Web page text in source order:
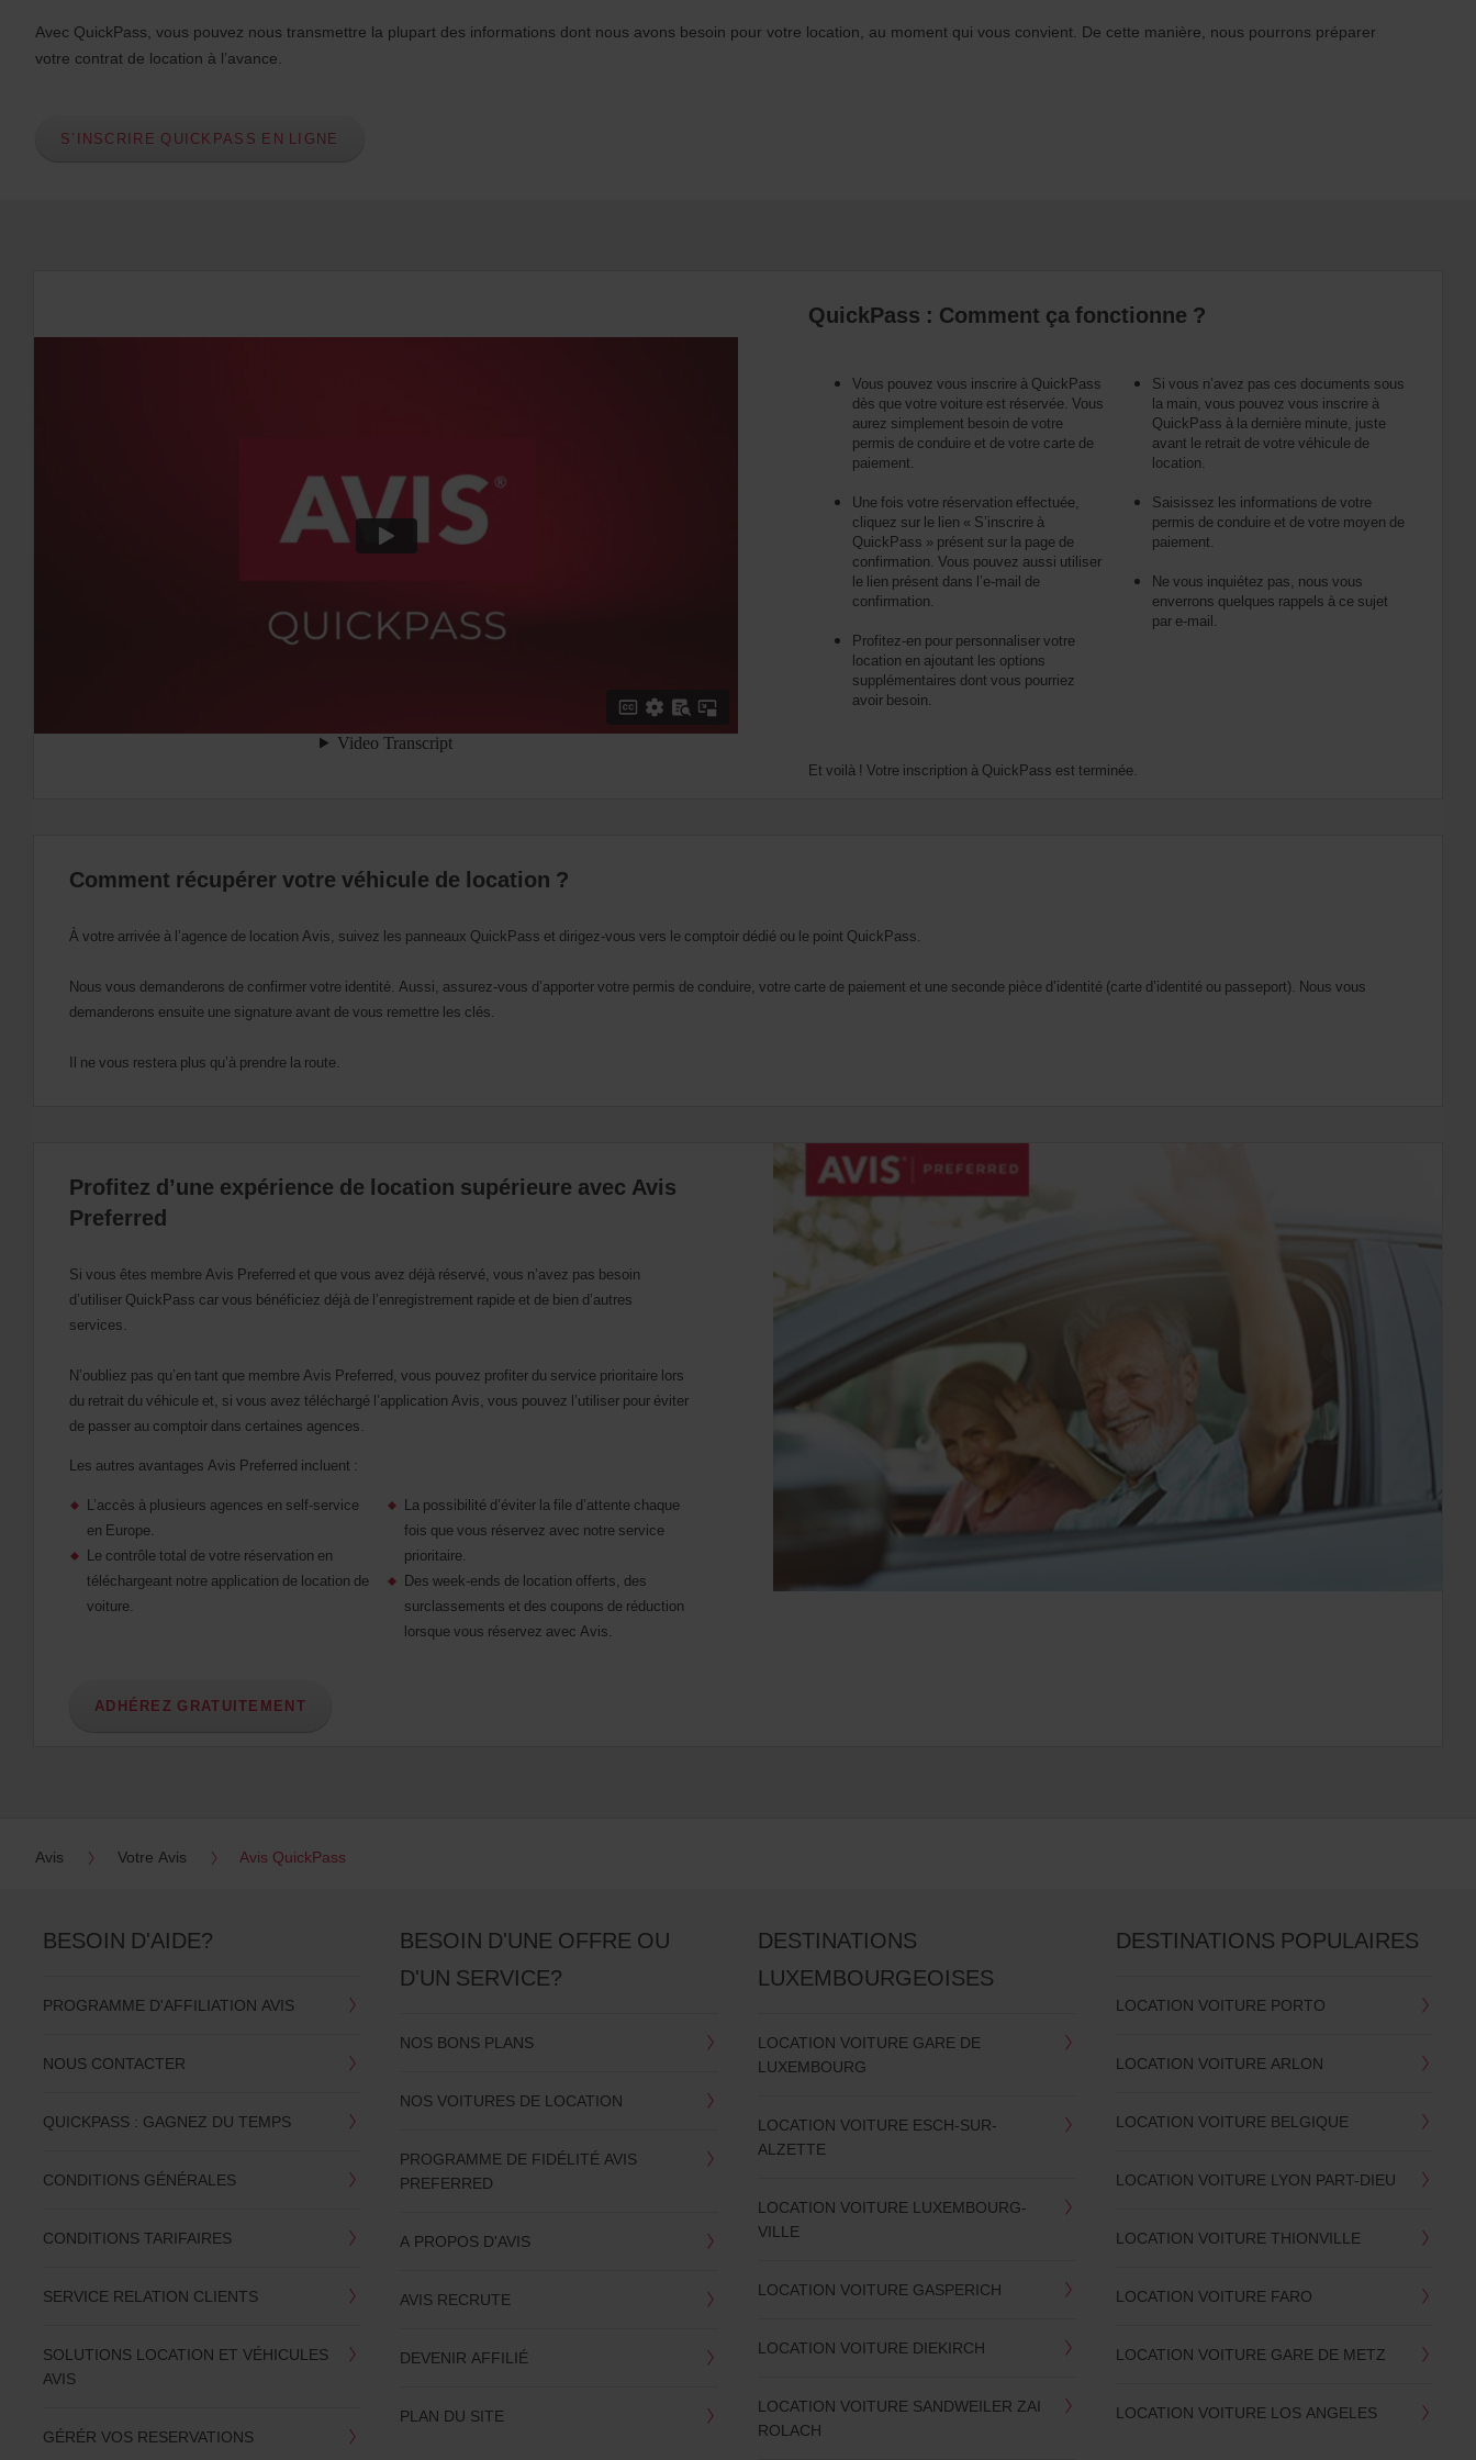
Avec QuickPass, vous pouvez nous transmettre la plupart des informations dont nous avons besoin pour votre location, au moment qui vous convient. De cette manière, nous pourrons préparer
votre contrat de location à l’avance.
S’INSCRIRE QUICKPASS EN LIGNE
QuickPass : Comment ça fonctionne ?
Vous pouvez vous inscrire à QuickPass
dès que votre voiture est réservée. Vous
aurez simplement besoin de votre
permis de conduire et de votre carte de
paiement.
Une fois votre réservation effectuée,
cliquez sur le lien « S’inscrire à
QuickPass » présent sur la page de
confirmation. Vous pouvez aussi utiliser
le lien présent dans l’e-mail de
confirmation.
Profitez-en pour personnaliser votre
location en ajoutant les options
supplémentaires dont vous pourriez
avoir besoin.
Si vous n’avez pas ces documents sous
la main, vous pouvez vous inscrire à
QuickPass à la dernière minute, juste
avant le retrait de votre véhicule de
location.
Saisissez les informations de votre
permis de conduire et de votre moyen de
paiement.
Ne vous inquiétez pas, nous vous
enverrons quelques rappels à ce sujet
par e-mail.
Et voilà ! Votre inscription à QuickPass est terminée.
Comment récupérer votre véhicule de location ?
À votre arrivée à l’agence de location Avis, suivez les panneaux QuickPass et dirigez-vous vers le comptoir dédié ou le point QuickPass.
Nous vous demanderons de confirmer votre identité. Aussi, assurez-vous d’apporter votre permis de conduire, votre carte de paiement et une seconde pièce d’identité (carte d’identité ou passeport). Nous vous
demanderons ensuite une signature avant de vous remettre les clés.
Il ne vous restera plus qu’à prendre la route.
Profitez d’une expérience de location supérieure avec Avis
Preferred
Si vous êtes membre Avis Preferred et que vous avez déjà réservé, vous n’avez pas besoin
d’utiliser QuickPass car vous bénéficiez déjà de l’enregistrement rapide et de bien d’autres
services.
N’oubliez pas qu’en tant que membre Avis Preferred, vous pouvez profiter du service prioritaire lors
du retrait du véhicule et, si vous avez téléchargé l’application Avis, vous pouvez l’utiliser pour éviter
de passer au comptoir dans certaines agences.
Les autres avantages Avis Preferred incluent :
L’accès à plusieurs agences en self-service
en Europe.
Le contrôle total de votre réservation en
téléchargeant notre application de location de
voiture.
La possibilité d’éviter la file d’attente chaque
fois que vous réservez avec notre service
prioritaire.
Des week-ends de location offerts, des
surclassements et des coupons de réduction
lorsque vous réservez avec Avis.
ADHÉREZ GRATUITEMENT
Avis Votre Avis Avis QuickPass
BESOIN D'AIDE?
PROGRAMME D'AFFILIATION AVIS
NOUS CONTACTER
QUICKPASS : GAGNEZ DU TEMPS
CONDITIONS GÉNÉRALES
CONDITIONS TARIFAIRES
SERVICE RELATION CLIENTS
SOLUTIONS LOCATION ET VÉHICULES
AVIS
GÉRÉR VOS RESERVATIONS
BESOIN D'UNE OFFRE OU
D'UN SERVICE?
NOS BONS PLANS
NOS VOITURES DE LOCATION
PROGRAMME DE FIDÉLITÉ AVIS
PREFERRED
A PROPOS D'AVIS
AVIS RECRUTE
DEVENIR AFFILIÉ
PLAN DU SITE
DESTINATIONS
LUXEMBOURGEOISES
LOCATION VOITURE GARE DE
LUXEMBOURG
LOCATION VOITURE ESCH-SUR-
ALZETTE
LOCATION VOITURE LUXEMBOURG-
VILLE
LOCATION VOITURE GASPERICH
LOCATION VOITURE DIEKIRCH
LOCATION VOITURE SANDWEILER ZAI
ROLACH
DESTINATIONS POPULAIRES
LOCATION VOITURE PORTO
LOCATION VOITURE ARLON
LOCATION VOITURE BELGIQUE
LOCATION VOITURE LYON PART-DIEU
LOCATION VOITURE THIONVILLE
LOCATION VOITURE FARO
LOCATION VOITURE GARE DE METZ
LOCATION VOITURE LOS ANGELES